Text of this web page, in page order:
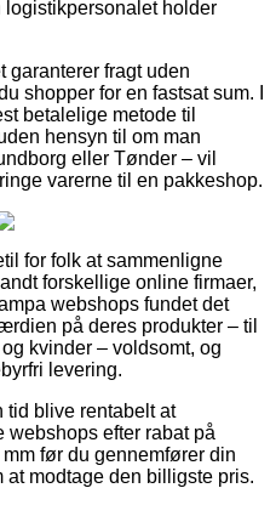
holder
garanterer fragt uden
shopper for en fastsat sum. I
betalelige metode til
hensyn til om man
eller Tønder – vil
varerne til en pakkeshop.
for folk at sammenligne
forskellige online firmaer,
webshops fundet det
på deres produkter – til
kvinder – voldsomt, og
levering.
blive rentabelt at
efter rabat på
før du gennemfører din
at modtage den billigste pris.